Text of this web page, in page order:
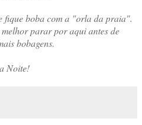
fique boba com a "orla da praia".
parar por aqui antes de
bobagens.
Noite!